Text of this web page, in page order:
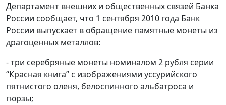
Департамент внешних и общественных связей Банка
России сообщает, что 1 сентября 2010 года Банк
России выпускает в обращение памятные монеты из
драгоценных металлов:
- три серебряные монеты номиналом 2 рубля серии
“Красная книга” с изображениями уссурийского
пятнистого оленя, белоспинного альбатроса и
гюрзы;